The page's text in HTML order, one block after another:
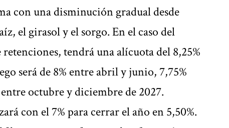
con una disminución gradual desde
el girasol y el sorgo. En el caso del
tendrá una alícuota del 8,25%
será de 8% entre abril y junio, 7,75%
octubre y diciembre de 2027.
con el 7% para cerrar el año en 5,50%.